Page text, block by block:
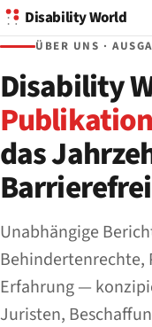
Disability World
ÜBER UNS ·
Disability
das
Unabhängige
Behindertenrechte,
Erfahrung —
Juristen,